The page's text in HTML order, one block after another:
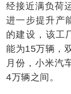
经接近满负荷
进一步提升产
的建设，该工
能为15万辆，
月份，小米汽
4万辆之间。